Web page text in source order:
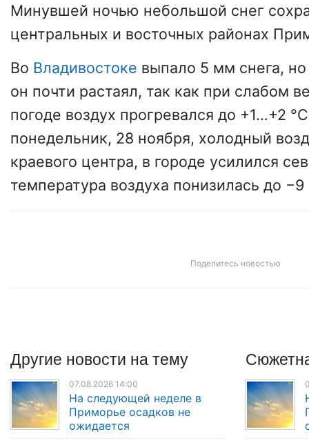
Минувшей ночью небольшой снег
центральных и восточных районах
Во Владивостоке выпало 5 мм снега,
он почти растаял, так как при слабом
погоде воздух прогревался до +1…+2
понедельник, 28 ноября, холодный
краевого центра, в городе усилился
температура воздуха понизилась до −9
Поделитесь новостью
Другие новости на тему
07.08.2026 14:00
На следующей неделе в
Приморье осадков не
ожидается